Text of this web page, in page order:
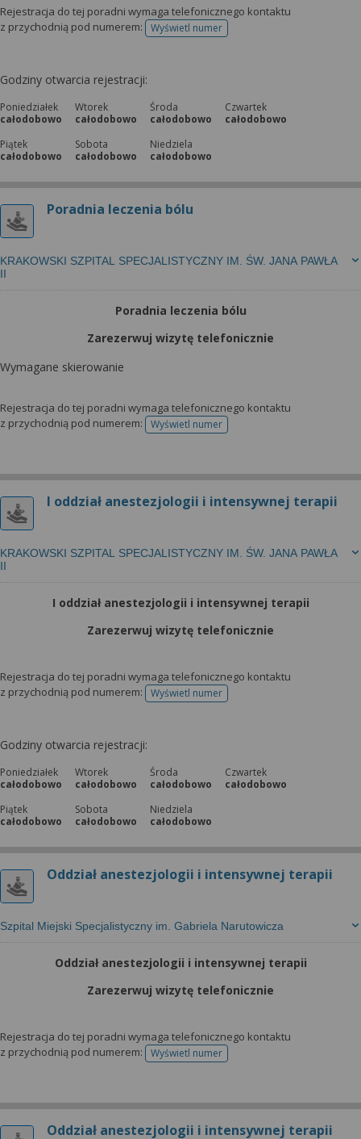
Rejestracja do tej poradni wymaga telefonicznego kontaktu
z przychodnią pod numerem:
Wyświetl numertelefonu do rejestracji
Godziny otwarcia rejestracji:
Poniedziałek
całodobowo
Wtorek
całodobowo
Środa
całodobowo
Czwartek
całodobowo
Piątek
całodobowo
Sobota
całodobowo
Niedziela
całodobowo
Poradnia leczenia bólu
KRAKOWSKI SZPITAL SPECJALISTYCZNY IM. ŚW. JANA PAWŁA
II
Poradnia leczenia bólu
Zarezerwuj wizytę telefonicznie
Wymagane skierowanie
Rejestracja do tej poradni wymaga telefonicznego kontaktu
z przychodnią pod numerem:
Wyświetl numertelefonu do rejestracji
I oddział anestezjologii i intensywnej terapii
KRAKOWSKI SZPITAL SPECJALISTYCZNY IM. ŚW. JANA PAWŁA
II
I oddział anestezjologii i intensywnej terapii
Zarezerwuj wizytę telefonicznie
Rejestracja do tej poradni wymaga telefonicznego kontaktu
z przychodnią pod numerem:
Wyświetl numertelefonu do rejestracji
Godziny otwarcia rejestracji:
Poniedziałek
całodobowo
Wtorek
całodobowo
Środa
całodobowo
Czwartek
całodobowo
Piątek
całodobowo
Sobota
całodobowo
Niedziela
całodobowo
Oddział anestezjologii i intensywnej terapii
Szpital Miejski Specjalistyczny im. Gabriela Narutowicza
Oddział anestezjologii i intensywnej terapii
Zarezerwuj wizytę telefonicznie
Rejestracja do tej poradni wymaga telefonicznego kontaktu
z przychodnią pod numerem:
Wyświetl numertelefonu do rejestracji
Oddział anestezjologii i intensywnej terapii